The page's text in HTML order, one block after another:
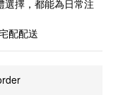
選擇，都能為日常注
配配送